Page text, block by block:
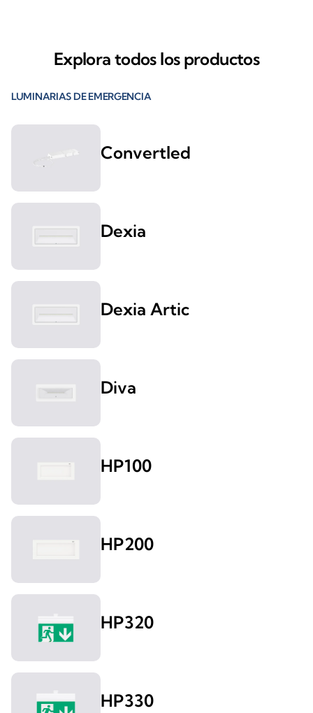
Explora todos los productos
LUMINARIAS DE EMERGENCIA
Convertled
Dexia
Dexia Artic
Diva
HP100
HP200
HP320
HP330